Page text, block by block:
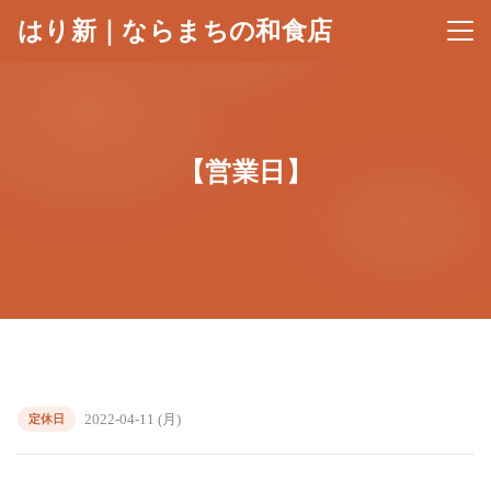
はり新｜ならまちの和食店 メニ
【営業日】
定休日 2022-04-11 (月)